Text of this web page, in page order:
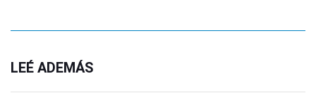
LEÉ ADEMÁS